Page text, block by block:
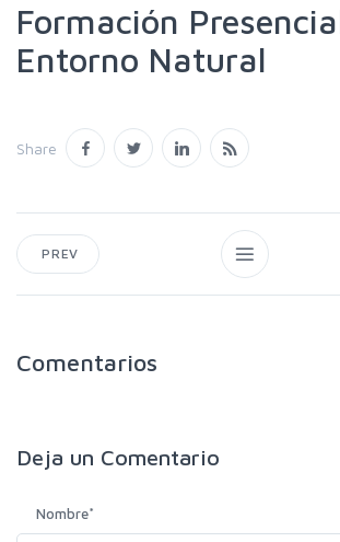
Formación
Entorno Natural
Share
PREV
Comentarios
Deja un Comentario
Nombre*